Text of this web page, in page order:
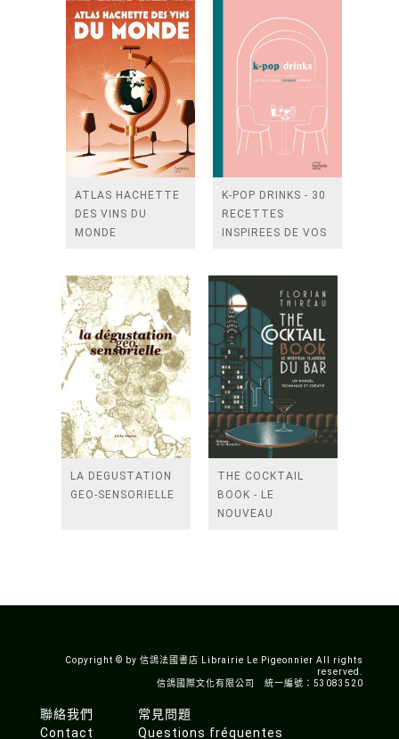
ATLAS HACHETTE
DES VINS DU
MONDE
K-POP DRINKS - 30
RECETTES
INSPIREES DE VOS
LA DEGUSTATION
GEO-SENSORIELLE
THE COCKTAIL
BOOK - LE
NOUVEAU
Copyright © by 信鴿法國書店 Librairie Le Pigeonnier All rights
reserved.
信鴿國際文化有限公司 統一編號：53083520
聯絡我們
Contact
常見問題
Questions fréquentes